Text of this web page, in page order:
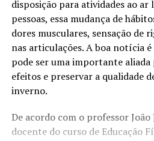
disposição para atividades ao ar
pessoas, essa mudança de
dores musculares, sensação de
nas articulações. A boa notícia
pode ser uma importante aliada
efeitos e preservar a qualidade
inverno.
De acordo com o professor João
docente do curso de Educação